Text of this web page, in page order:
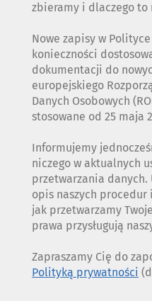
zbieramy i dlaczego to
Nowe zapisy w
konieczności
dokumentacji do
europejskiego
Danych Osobowych
stosowane od 25 maja
Informujemy
niczego w aktualnych
przetwarzania
opis naszych procedur
jak przetwarzamy
prawa przysługują
Zapraszamy Cię do
Polityką prywatności